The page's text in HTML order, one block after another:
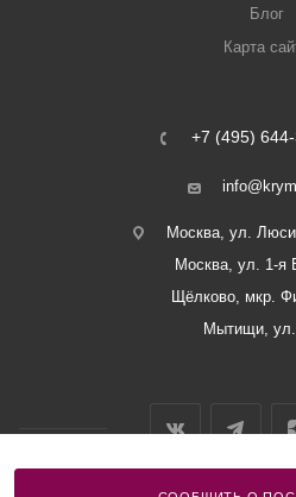
Блог
Карта
+7 (495)
Москва, ул.
Москва, ул. 1-я
Щёлково, мкр.
Мытищи,